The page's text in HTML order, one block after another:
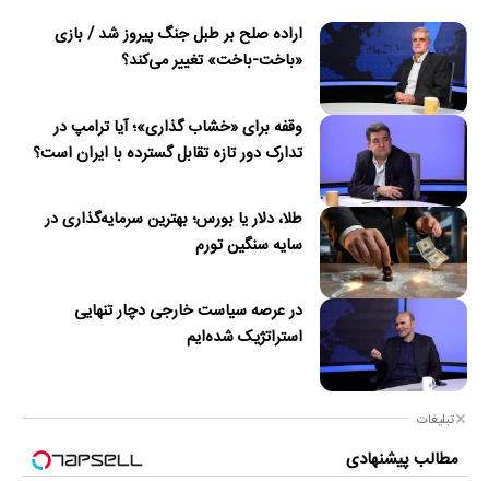
اراده صلح بر طبل جنگ پیروز شد / بازی
«باخت-باخت» تغییر می‌کند؟
وقفه برای «خشاب گذاری»؛ آیا ترامپ در
تدارک دور تازه تقابل گسترده با ایران است؟
طلا، دلار یا بورس؛ بهترین سرمایه‌گذاری در
سایه سنگین تورم
در عرصه سیاست خارجی دچار تنهایی
استراتژیک شده‌ایم
تبلیغات
مطالب پیشنهادی